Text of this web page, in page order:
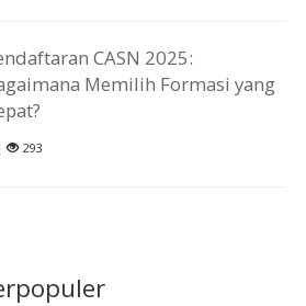
CASN 2025:
Memilih Formasi yang
| 293